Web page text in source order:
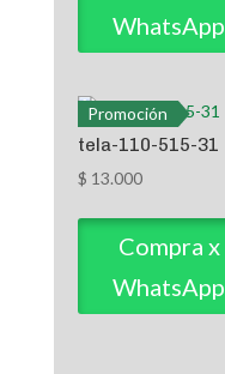
WhatsApp
Promoción
tela-110-515-31
$ 13.000
Compra x
WhatsApp